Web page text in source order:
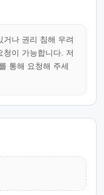
나 권리 침해 우려
청이 가능합니다. 저
통해 요청해 주세